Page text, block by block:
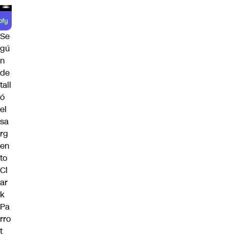
Se
gú
n
de
tall
ó
el
sa
rg
en
to
Cl
ar
k
Pa
rro
t